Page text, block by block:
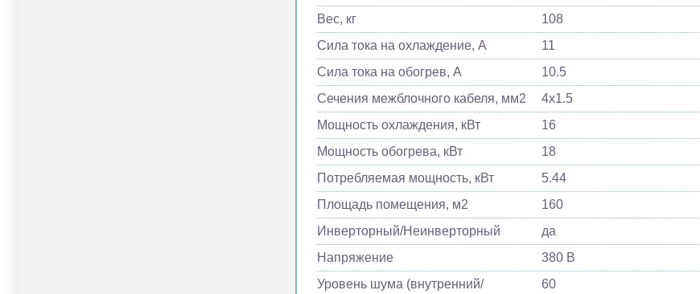
Вес, кг
108
Сила тока на охлаждение, А
11
Сила тока на обогрев, А
10.5
Сечения межблочного кабеля, мм2
4х1.5
Мощность охлаждения, кВт
16
Мощность обогрева, кВт
18
Потребляемая мощность, кВт
5.44
Площадь помещения, м2
160
Инверторный/Неинверторный
да
Напряжение
380 В
Уровень шума (внутренний/
60